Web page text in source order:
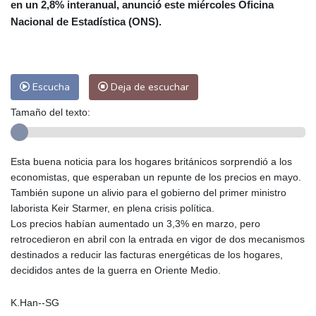
Las Palmas de Gran Canaria
27 °C
San José
38 °C Asunción
Panama City
27 °C
en un 2,8% interanual, anunció este miércoles Oficina
Nacional de Estadística (ONS).
Escucha Deja de escuchar
Tamaño del texto:
Esta buena noticia para los hogares británicos sorprendió a los
economistas, que esperaban un repunte de los precios en mayo.
También supone un alivio para el gobierno del primer ministro
laborista Keir Starmer, en plena crisis política.
Los precios habían aumentado un 3,3% en marzo, pero
retrocedieron en abril con la entrada en vigor de dos mecanismos
destinados a reducir las facturas energéticas de los hogares,
decididos antes de la guerra en Oriente Medio.
K.Han--SG